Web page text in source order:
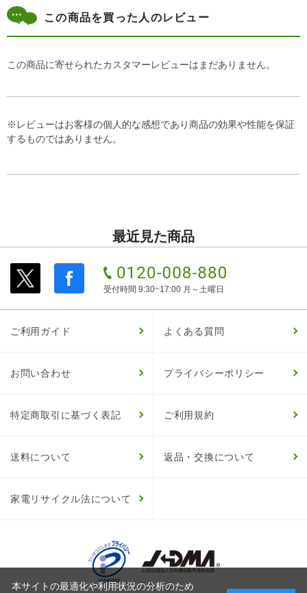
この商品を買った人のレビュー
この商品に寄せられたカスタマーレビューはまだありません。
※レビューはお客様の個人的な感想であり商品の効果や性能を保証
するものではありません。
最近見た商品
受付時間 9:30~17:00 月～土曜日
ご利用ガイド よくある質問
お問い合わせ プライバシーポリシー
特定商取引に基づく表記 ご利用規約
送料について 返品・交換について
家電リサイクル法について
本サイトの最適化や利用状況の分析のため